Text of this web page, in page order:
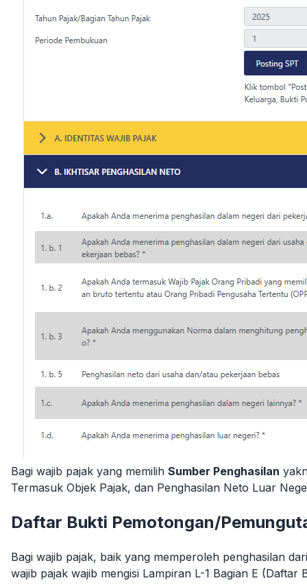
Bagi wajib pajak yang memilih Sumber Penghasilan
Termasuk Objek Pajak, dan Penghasilan Neto Luar
Daftar Bukti Pemotongan/
Bagi wajib pajak, baik yang memperoleh penghasilan
wajib pajak wajib mengisi Lampiran L-1 Bagian E